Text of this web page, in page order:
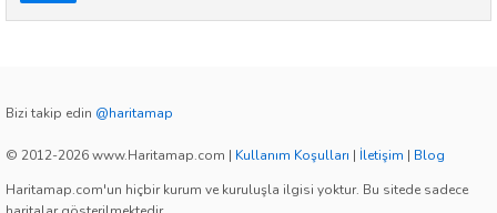
Bizi takip edin @haritamap
© 2012-2026 www.Haritamap.com | Kullanım Koşulları | İletişim | Blog
Haritamap.com'un hiçbir kurum ve kuruluşla ilgisi yoktur. Bu sitede sadece